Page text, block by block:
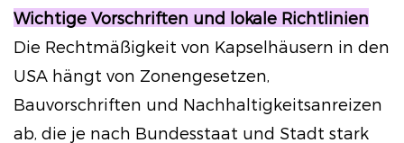
Wichtige Vorschriften und lokale Richtlinien
Die Rechtmäßigkeit von Kapselhäusern in den
USA hängt von Zonengesetzen,
Bauvorschriften und Nachhaltigkeitsanreizen
ab, die je nach Bundesstaat und Stadt stark